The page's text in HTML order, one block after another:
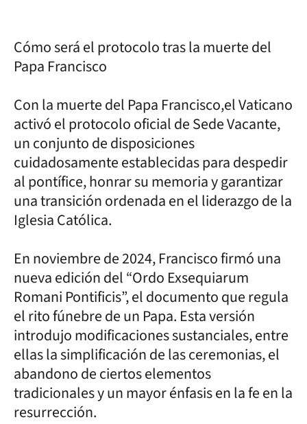
Cómo será el protocolo tras la muerte del
Papa Francisco
Con la muerte del Papa Francisco,el Vaticano
activó el protocolo oficial de Sede Vacante,
un conjunto de disposiciones
cuidadosamente establecidas para despedir
al pontífice, honrar su memoria y garantizar
una transición ordenada en el liderazgo de la
Iglesia Católica.
En noviembre de 2024, Francisco firmó una
nueva edición del “Ordo Exsequiarum
Romani Pontificis”, el documento que regula
el rito fúnebre de un Papa. Esta versión
introdujo modificaciones sustanciales, entre
ellas la simplificación de las ceremonias, el
abandono de ciertos elementos
tradicionales y un mayor énfasis en la fe en la
resurrección.